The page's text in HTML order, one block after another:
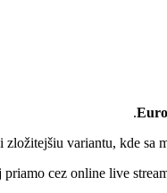
zložitejšiu variantu, kde sa
cez online live